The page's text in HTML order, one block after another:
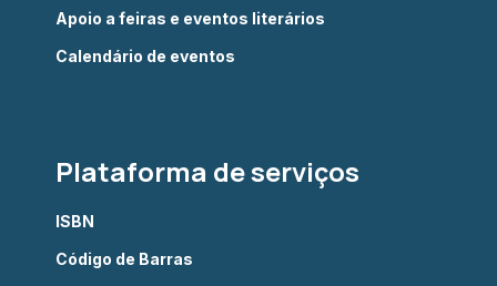
Apoio a feiras e eventos literários
Calendário de eventos
Plataforma de serviços
ISBN
Código de Barras